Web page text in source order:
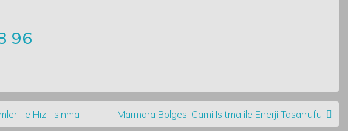
96
ile Hızlı Isınma Marmara Bölgesi Cami Isıtma ile Enerji Tasarrufu